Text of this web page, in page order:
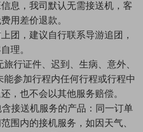
息，我司默认无需接送机，客
用差价退款。
团，建议自行联系导游追团，
理。
旅行证件、迟到、生病、意外、
参加行程内任何行程或行程中
，也不会以其他服务赔偿。
接送机服务的产品：同一订单
围内的接机服务，如因天气、